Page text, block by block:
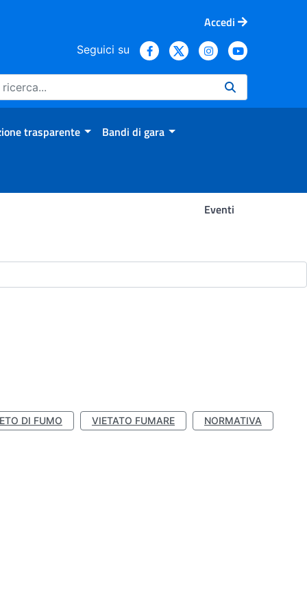
Accedi
Seguici su
trasparente Bandi di gara
Eventi
DI FUMO VIETATO FUMARE NORMATIVA